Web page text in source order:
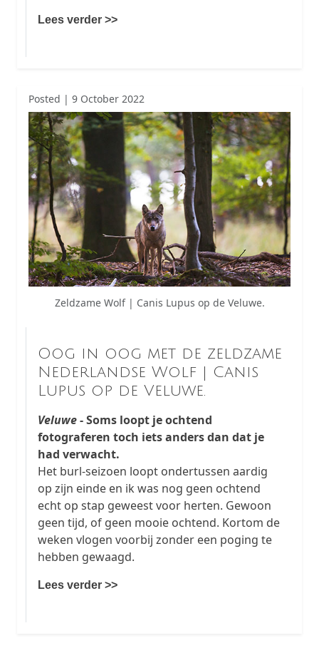
Lees verder >>
Posted | 9 October 2022
Zeldzame Wolf | Canis Lupus op de Veluwe.
Oog in oog met de zeldzame
Nederlandse Wolf | Canis
Lupus op de Veluwe.
Veluwe- Soms loopt je ochtend
fotograferen toch iets anders dan dat je
had verwacht.
Het burl-seizoen loopt ondertussen aardig
op zijn einde en ik was nog geen ochtend
echt op stap geweest voor herten. Gewoon
geen tijd, of geen mooie ochtend. Kortom de
weken vlogen voorbij zonder een poging te
hebben gewaagd.
Lees verder >>